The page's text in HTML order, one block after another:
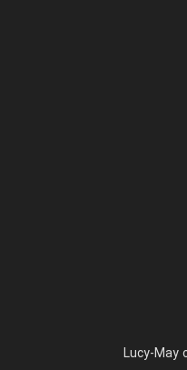
فصل ۱ - قسمت ۱۴ - به سویLucy-May